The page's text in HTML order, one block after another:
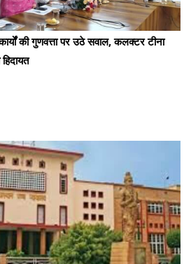
की गुणवत्ता पर उठे सवाल, कलक्टर टीना